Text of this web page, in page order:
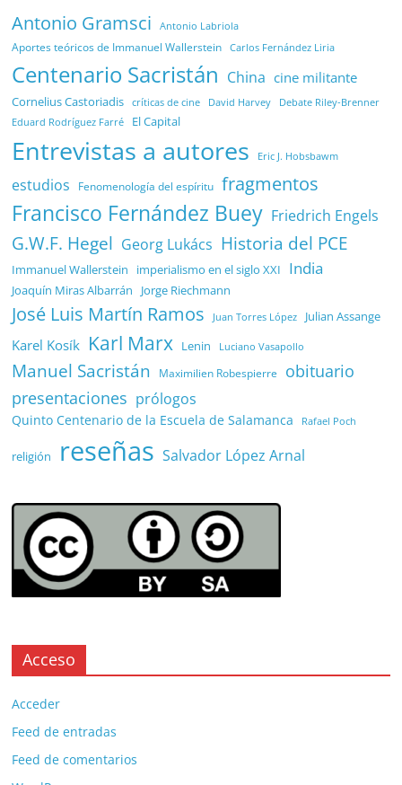
Antonio Gramsci Antonio Labriola
Aportes teóricos de Immanuel Wallerstein Carlos Fernández Liria
Centenario Sacristán China cine militante
Cornelius Castoriadis críticas de cine David Harvey Debate Riley-Brenner
Eduard Rodríguez Farré El Capital
Entrevistas a autores Eric J. Hobsbawm
estudios Fenomenología del espíritu fragmentos
Francisco Fernández Buey Friedrich Engels
G.W.F. Hegel Georg Lukács Historia del PCE
Immanuel Wallerstein imperialismo en el siglo XXI India
Joaquín Miras Albarrán Jorge Riechmann
José Luis Martín Ramos Juan Torres López Julian Assange
Karel Kosík Karl Marx Lenin Luciano Vasapollo
Manuel Sacristán Maximilien Robespierre
obituario
presentaciones prólogos
Quinto Centenario de la Escuela de Salamanca Rafael Poch
religión reseñas Salvador López Arnal
Acceso
Acceder
Feed de entradas
Feed de comentarios